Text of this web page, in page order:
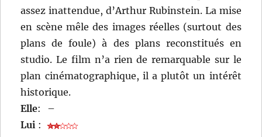
assez inattendue, d’Arthur Rubinstein. La mise
en scène mêle des images réelles (surtout des
plans de foule) à des plans reconstitués en
studio. Le film n’a rien de remarquable sur le
plan cinématographique, il a plutôt un intérêt
historique.
Elle:
–
Lui :